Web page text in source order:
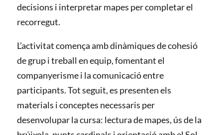
decisions i interpretar mapes per completar el
recorregut.
L’activitat comença amb dinàmiques de cohesió
de grup i treball en equip, fomentant el
companyerisme i la comunicació entre
participants. Tot seguit, es presenten els
materials i conceptes necessaris per
desenvolupar la cursa: lectura de mapes, ús de la